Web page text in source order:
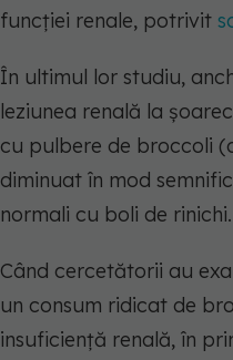
funcției renale, potrivit
În ultimul lor studiu,
leziunea renală la
cu pulbere de broccoli
diminuat în mod
normali cu boli de rinichi.
Când cercetătorii au
un consum ridicat de
insuficiență renală, în